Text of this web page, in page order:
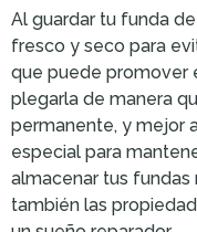
Al guardar tu funda
fresco y seco para
que puede promover
plegarla de manera
permanente, y mejor
especial para
almacenar tus
también las